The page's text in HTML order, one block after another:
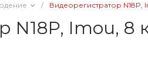
/ Видеорегистратор N18P,
N18P, Imou, 8